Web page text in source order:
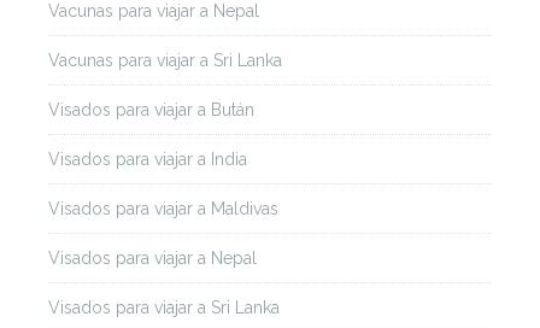
Vacunas para viajar a Nepal
Vacunas para viajar a Sri Lanka
Visados para viajar a Bután
Visados para viajar a India
Visados para viajar a Maldivas
Visados para viajar a Nepal
Visados para viajar a Sri Lanka